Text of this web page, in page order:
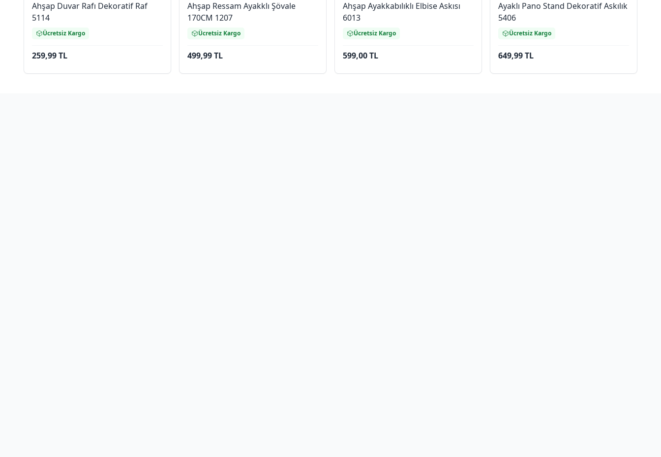
Ahşap Duvar Rafı Dekoratif Raf
5114
Ücretsiz Kargo
259,99 TL
Ahşap Ressam Ayakklı Şövale
170CM 1207
Ücretsiz Kargo
499,99 TL
Ahşap Ayakkabılıklı Elbise Askısı
6013
Ücretsiz Kargo
599,00 TL
Ayaklı Pano Stand Dekoratif Askılık
5406
Ücretsiz Kargo
649,99 TL